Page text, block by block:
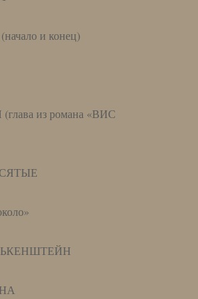
и конец)
из романа «ВИС